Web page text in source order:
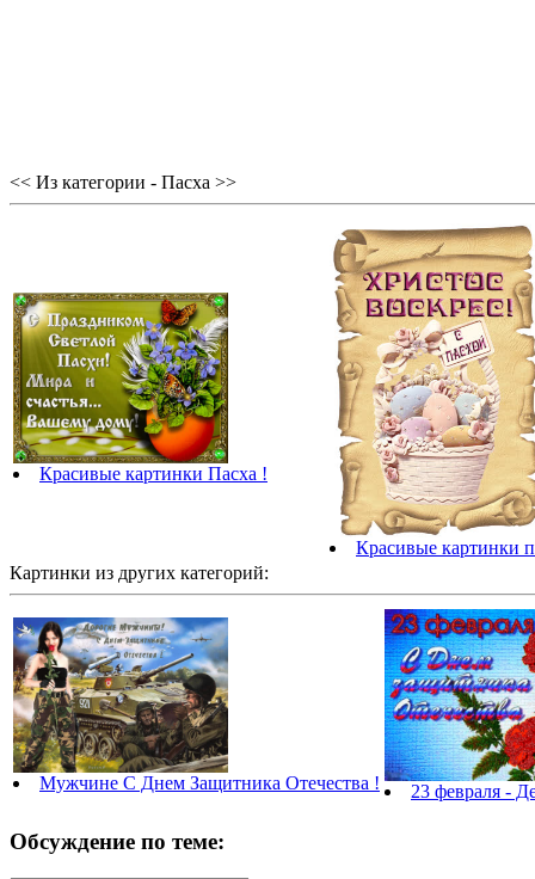
<< Из категории - Пасха >>
Красивые картинки Пасха !
Красивые картинки
Картинки из других категорий:
Мужчине С Днем Защитника Отечества ! 23 февраля -
Обсуждение по теме: